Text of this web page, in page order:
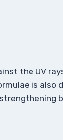
the UV
is also